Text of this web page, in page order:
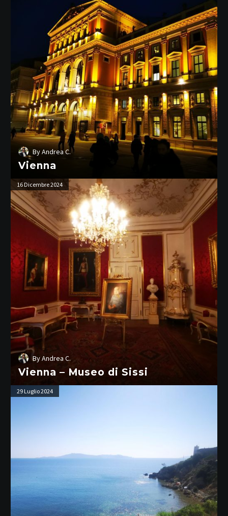
Viaggi e Avventure
Ogni scatto racconta una storia: benvenuti nel mio
mondo visto attraverso l’obiettivo, un viaggio tra
emozioni, luoghi e attimi irripetibili.
LEGGI TUTTO
ByAndrea C.
Vienna
Vienna
–
Museo
ByAndrea C.
Vienna – Museo di Sissi
16 Dicembre 2024
Talamone
29 Luglio 2024